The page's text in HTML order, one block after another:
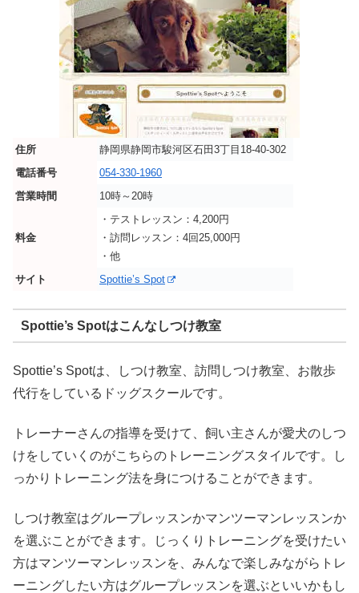
住所
静岡県静岡市駿河区石田3丁目18-40-302
電話番号
054-330-1960
営業時間
10時～20時
料金
・テストレッスン：4,200円
・訪問レッスン：4回25,000円
・他
サイト
Spottie’s Spot
Spottie’s Spotはこんなしつけ教室
Spottie’s Spotは、しつけ教室、訪問しつけ教室、お散歩
代行をしているドッグスクールです。
トレーナーさんの指導を受けて、飼い主さんが愛犬のしつ
けをしていくのがこちらのトレーニングスタイルです。し
っかりトレーニング法を身につけることができます。
しつけ教室はグループレッスンかマンツーマンレッスンか
を選ぶことができます。じっくりトレーニングを受けたい
方はマンツーマンレッスンを、みんなで楽しみながらトレ
ーニングしたい方はグループレッスンを選ぶといいかもし